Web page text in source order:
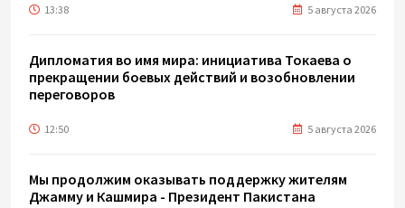
13:38 5 августа 2026
Дипломатия во имя мира: инициатива Токаева о
прекращении боевых действий и возобновлении
переговоров
12:50 5 августа 2026
Мы продолжим оказывать поддержку жителям
Джамму и Кашмира - Президент Пакистана